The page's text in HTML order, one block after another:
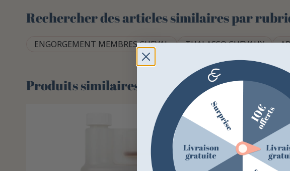
Rechercher des articles similaires par
ENGORGEMENT MEMBRES CHEVAL THALASSO CHEVAUX
Produits similaires